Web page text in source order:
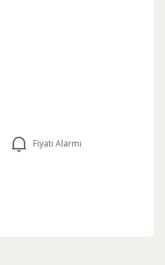
Fiyatı Alarmı